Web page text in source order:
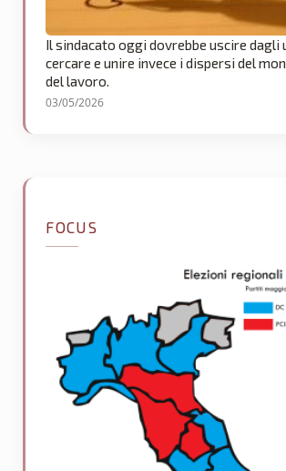
Il sindacato oggi dovrebbe uscire dagli
cercare e unire invece i dispersi del
del lavoro.
03/05/2026
FOCUS